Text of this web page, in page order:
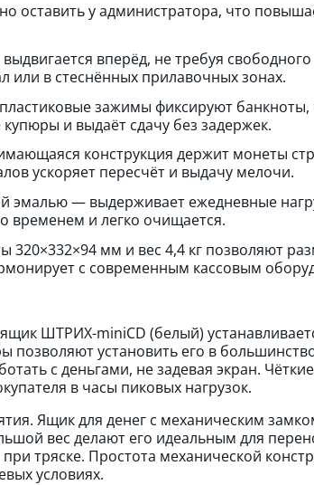
оставить у администратора, что
вперёд, не требуя
или в стеснённых прилавочных зонах.
зажимы фиксируют банкноты,
и выдаёт сдачу без задержек.
конструкция держит монеты
ускоряет пересчёт и выдачу мелочи.
эмалью — выдерживает ежедневные
временем и легко очищается.
мм и вес 4,4 кг позволяют
с современным кассовым
ШТРИХ-miniCD (белый)
установить его в
с деньгами, не задевая экран.
в часы пиковых нагрузок.
Ящик для денег с механическим
вес делают его идеальным для
тряске. Простота механической
условиях.